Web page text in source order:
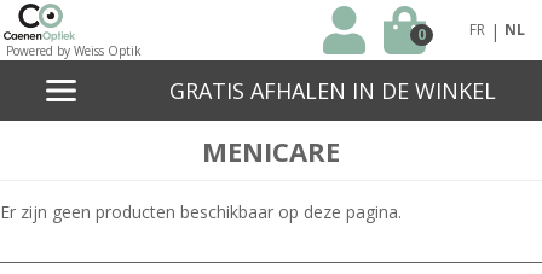
Powered by Weiss Optik
0 FR | NL
GRATIS AFHALEN IN DE WINKEL
MENICARE
Er zijn geen producten beschikbaar op deze pagina.